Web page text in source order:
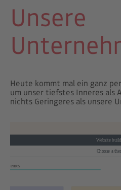
Unsere
Heute kommt mal ein ganz
um unser tiefstes Inneres als
nichts Geringeres als unsere